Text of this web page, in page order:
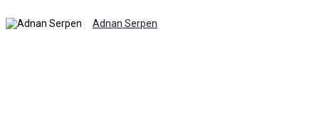
Adnan Serpen